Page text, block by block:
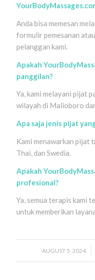
Anda bisa memesan
formulir pemesanan
pelanggan kami.
Apakah
panggilan?
Ya, kami melayani pijat
wilayah di Malioboro
Apa saja jenis pijat
Kami menawarkan pijat
Thai, dan Swedia.
Apakah
profesional?
Ya, semua terapis kami
untuk memberikan
AUGUST 5, 2024
/